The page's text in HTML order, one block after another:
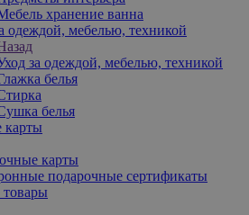
хранение ванна
одеждой, мебелью, техникой
за одеждой, мебелью, техникой
белья
белья
карты
карты
подарочные сертификаты